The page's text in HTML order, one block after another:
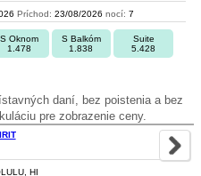
Príchod: 23/08/2026 nocí: 7
S Oknom
1.478
S Balkóm
1.838
Suite
5.428
daní, bez poistenia a bez
pre zobrazenie ceny.
HI